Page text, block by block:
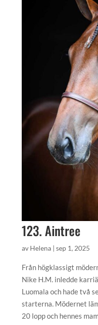
123. Aintree
av Helena| sep 1, 2025
Från högklassigt
Nike H.M. inledde
Luomala och hade två
starterna. Mödernet
20 lopp och hennes